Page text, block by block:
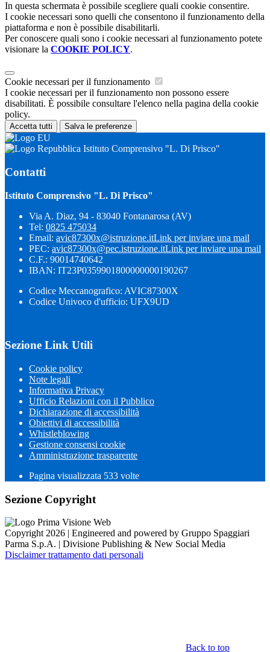
In questa schermata è possibile scegliere quali cookie consentire.
I cookie necessari sono quelli che consentono il funzionamento della
piattaforma e non è possibile disabilitarli.
Per conoscere quali sono i cookie necessari al funzionamento potete
visionare la COOKIE POLICY.
Cookie necessari per il funzionamento
I cookie necessari per il funzionamento non possono essere
disabilitati. È possibile consultare l'elenco nella pagina della cookie
policy.
Accetta tutti Salva le preferenze
Istituto Comprensivo "L. Di Prisco"
Contatti
Istituto Comprensivo "L. Di Prisco"
Via A. Diaz, 94 - 83040 Fontanarosa (AV)
Tel: 0825 475034
Email: avic87300x@istruzione.itLink per inviare una mail
PEC: avic87300x@pec.istruzione.itLink per inviare una mail
C.F.: 90014740642
IBAN: IT23P0359901800000000190267
Codice Meccanografico: AVIC87300X
Codice Univoco d'ufficio: UFX9UD
Sezione Link Utili
Cookie policy
Note legali
Informativa Privacy
Ufficio Relazioni con il Pubblico
Dichiarazione di accessibilità
Obiettivi di accessibilità
Whistleblowing
Gestione consensi cookie
Amministrazione trasparente
Pagina visualizzata 533 volte
Sezione Copyright
Copyright 2026 | Engineered and powered by Gruppo Spaggiari
Parma S.p.A. | Divisione Publishing & New Social Media
Disclaimer trattamento dati personali
Back to top